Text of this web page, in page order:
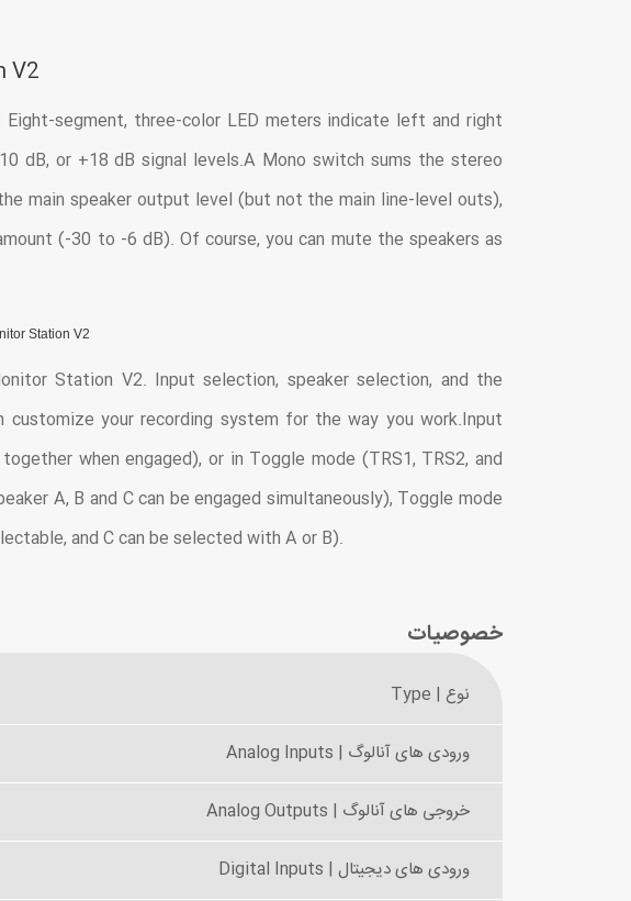
V2
segment, three-color LED meters indicate left and right
dB, or +18 dB signal levels.A Mono switch sums the stereo
main speaker output level (but not the main line-level outs),
(-30 to -6 dB). Of course, you can mute the speakers as
Station V2. Input selection, speaker selection, and the
your recording system for the way you work.Input
when engaged), or in Toggle mode (TRS1, TRS2, and
A, B and C can be engaged simultaneously), Toggle mode
and C can be selected with A or B).
خصوصیات
نوع | Type
ورودی های آنالوگ | Analog Inputs
خروجی های آنالوگ | Analog Outputs
ورودی های دیجیتال | Digital Inputs